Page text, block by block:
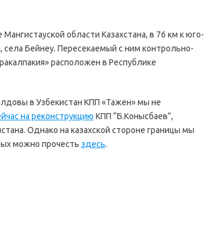
области Казахстана, в 76 км к юго-
села Бейнеу. Пересекаемый с ним контрольно-
расположен в Республике
в Узбекистан КПП «Тажен» мы не
на реконструкцию КПП “Б.Конысбаев”,
Однако на казахской стороне границы мы
можно прочесть здесь.